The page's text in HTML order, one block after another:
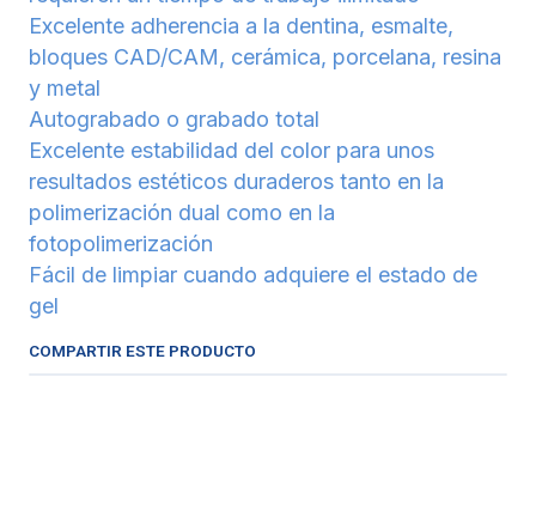
Excelente adherencia a la dentina, esmalte,
bloques CAD/CAM, cerámica, porcelana, resina
y metal
Autograbado o grabado total
Excelente estabilidad del color para unos
resultados estéticos duraderos tanto en la
polimerización dual como en la
fotopolimerización
Fácil de limpiar cuando adquiere el estado de
gel
COMPARTIR ESTE PRODUCTO